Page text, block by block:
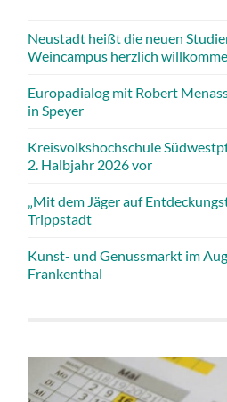
Neustadt heißt die neuen
Weincampus herzlich
Europadialog mit Robert
in Speyer
Kreisvolkshochschule
2. Halbjahr 2026 vor
„Mit dem Jäger auf
Trippstadt
Kunst- und Genussmarkt im
Frankenthal